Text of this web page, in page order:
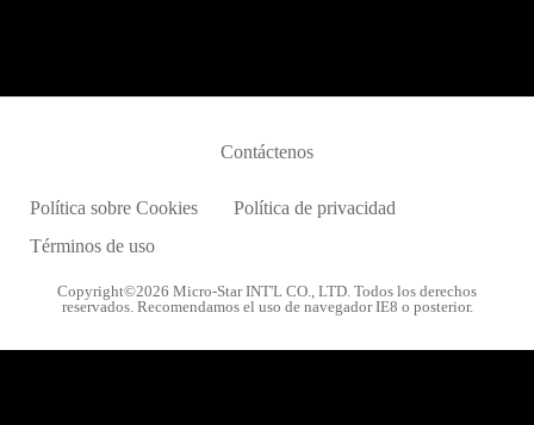
Copyright©2026 Micro-Star INT'L CO., LTD. Todos los derechos
reservados. Recomendamos el uso de navegador IE8 o posterior.
Política sobre Cookies
Política de privacidad
Términos de uso
Contáctenos